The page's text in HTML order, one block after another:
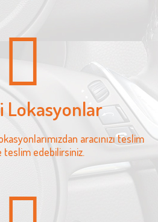
Lokasyonlar
aracınızı teslim
teslim edebilirsiniz.